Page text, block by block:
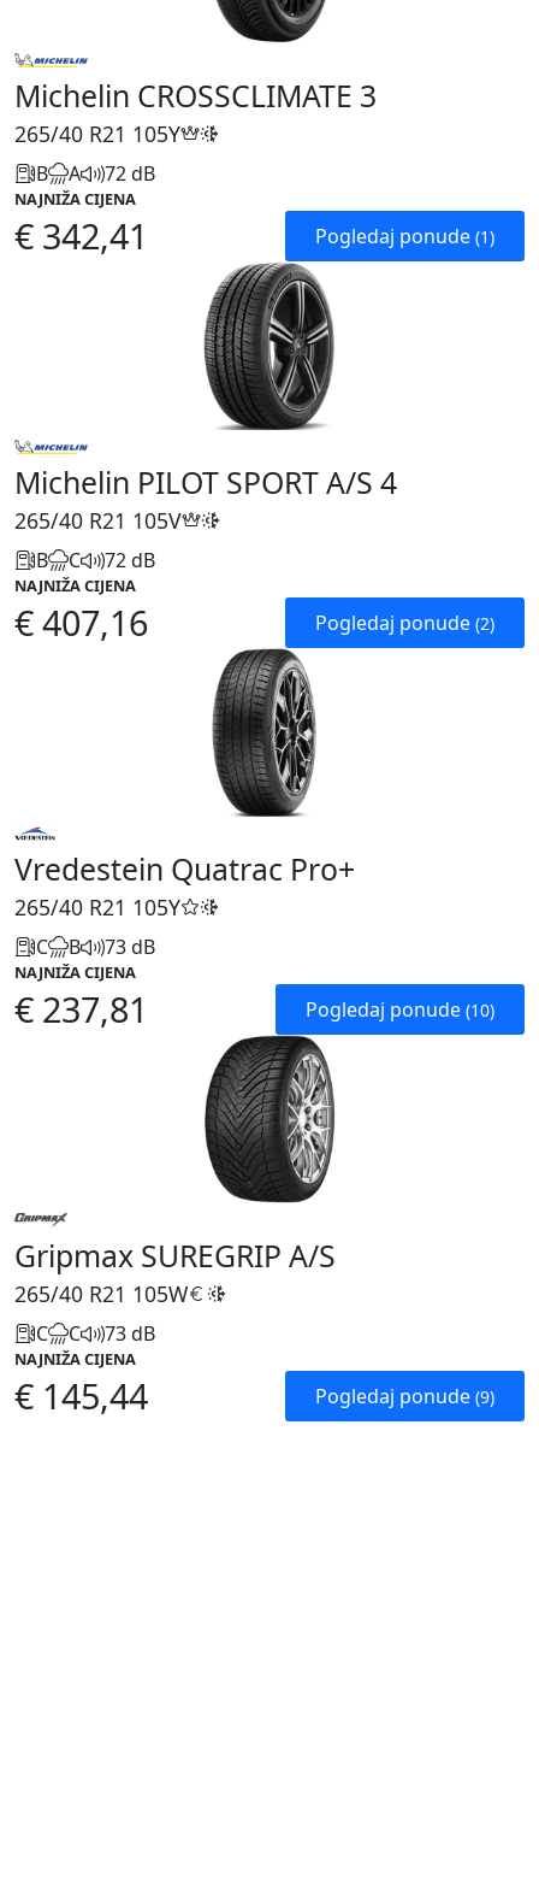
Michelin CROSSCLIMATE 3
265/40 R21 105Y
B A 72 dB
NAJNIŽA CIJENA
€ 342,41 Pogledaj ponude (1)
Michelin PILOT SPORT A/S 4
265/40 R21 105V
B C 72 dB
NAJNIŽA CIJENA
€ 407,16 Pogledaj ponude (2)
Vredestein Quatrac Pro+
265/40 R21 105Y
C B 73 dB
NAJNIŽA CIJENA
€ 237,81 Pogledaj ponude (10)
Gripmax SUREGRIP A/S
265/40 R21 105W
C C 73 dB
NAJNIŽA CIJENA
€ 145,44 Pogledaj ponude (9)